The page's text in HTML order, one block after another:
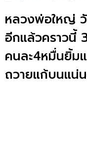
หลวงพ่อใหญ่ วั
อีกแล้วคราวนี้
คนละ4หมื่นยิ้ม
ถวายแก้บนแน่